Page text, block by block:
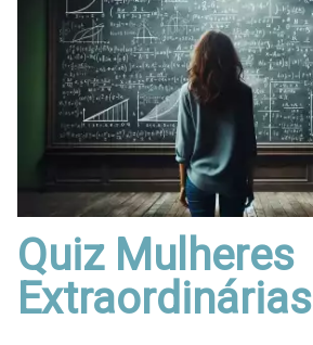
Quiz Mulheres
Extraordinárias